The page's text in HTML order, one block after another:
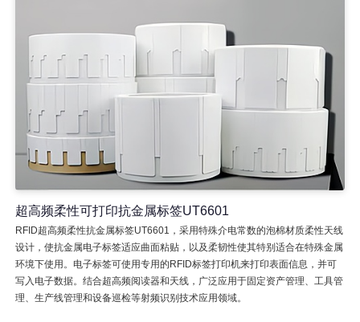
超高频柔性可打印抗金属标签UT6601
RFID超高频柔性抗金属标签UT6601，采用特殊介电常数的泡棉材质柔性天线
设计，使抗金属电子标签适应曲面粘贴，以及柔韧性使其特别适合在特殊金属
环境下使用。电子标签可使用专用的RFID标签打印机来打印表面信息，并可
写入电子数据。结合超高频阅读器和天线，广泛应用于固定资产管理、工具管
理、生产线管理和设备巡检等射频识别技术应用领域。